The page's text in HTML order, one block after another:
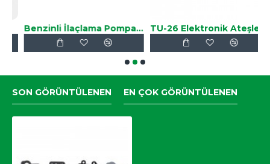
Benzinli İlaçlama Pompası Gaz Kolu TU-26 Elektronik Ateşleme Bobini
SON GÖRÜNTÜLENEN EN ÇOK GÖRÜNTÜLENEN